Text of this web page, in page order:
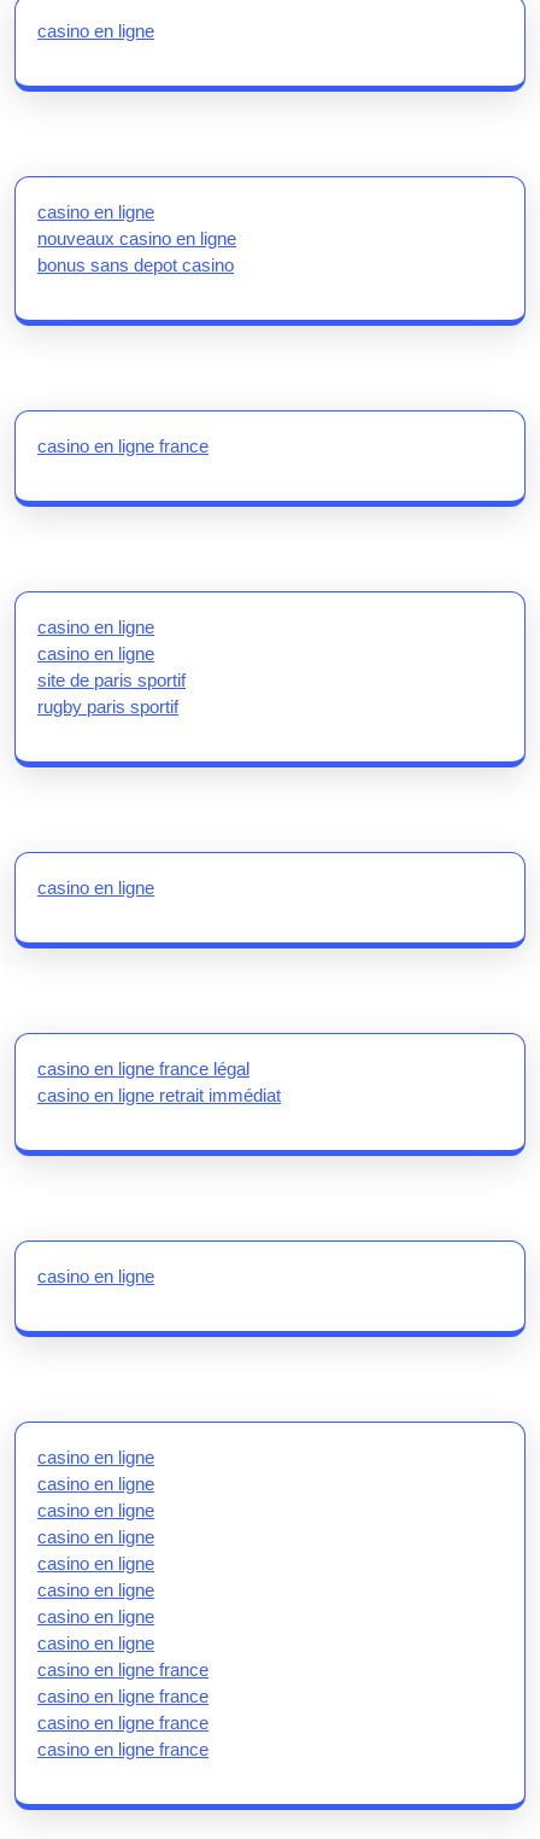
casino en ligne
casino en ligne
nouveaux casino en ligne
bonus sans depot casino
casino en ligne france
casino en ligne
casino en ligne
site de paris sportif
rugby paris sportif
casino en ligne
casino en ligne france légal
casino en ligne retrait immédiat
casino en ligne
casino en ligne
casino en ligne
casino en ligne
casino en ligne
casino en ligne
casino en ligne
casino en ligne
casino en ligne
casino en ligne france
casino en ligne france
casino en ligne france
casino en ligne france